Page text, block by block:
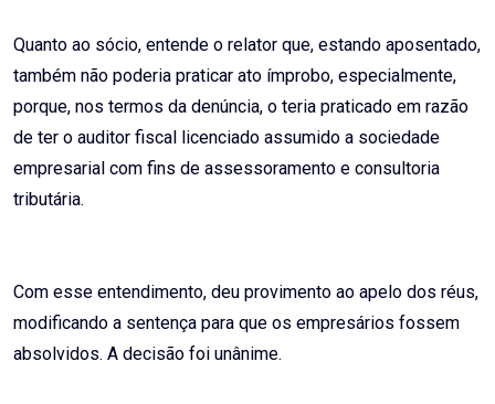
Quanto ao sócio, entende o relator que, estando aposentado,
também não poderia praticar ato ímprobo, especialmente,
porque, nos termos da denúncia, o teria praticado em razão
de ter o auditor fiscal licenciado assumido a sociedade
empresarial com fins de assessoramento e consultoria
tributária.
Com esse entendimento, deu provimento ao apelo dos réus,
modificando a sentença para que os empresários fossem
absolvidos. A decisão foi unânime.